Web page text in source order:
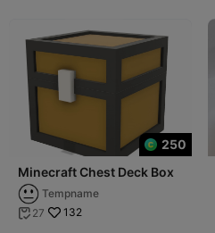
250
Minecraft Chest Deck Box
Tempname
 27 132